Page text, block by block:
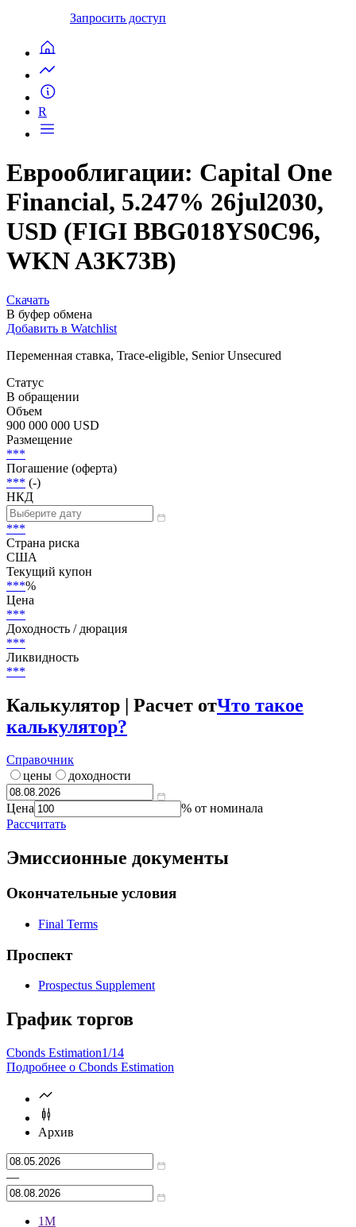
Запросить доступ
R
Еврооблигации: Capital One
Financial, 5.247% 26jul2030,
USD (FIGI BBG018YS0C96,
WKN A3K73B)
Скачать
В буфер обмена
Добавить в Watchlist
Переменная ставка, Trace-eligible, Senior Unsecured
Статус
В обращении
Объем
900 000 000 USD
Размещение
***
Погашение (оферта)
*** (-)
НКД
***
Страна риска
США
Текущий купон
***%
Цена
***
Доходность / дюрация
***
Ликвидность
***
Калькулятор | Расчет отЧто такое
калькулятор?
Справочник
цены
доходности
Цена
% от номинала
Рассчитать
Эмиссионные документы
Окончательные условия
Final Terms
Проспект
Prospectus Supplement
График торгов
Cbonds Estimation1/14
Подробнее о Cbonds Estimation
Архив
—
1М